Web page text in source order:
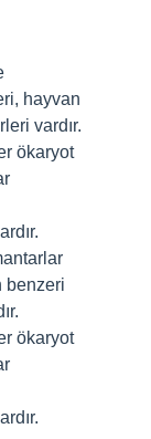
hayvan
vardır.
ökaryot
benzeri
ökaryot